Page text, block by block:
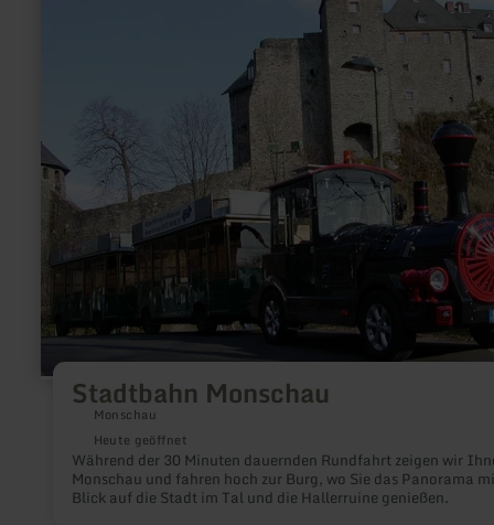
Stadtbahn Monschau
Monschau
Heute geöffnet
Während der 30 Minuten dauernden Rundfahrt zeigen wir
Monschau und fahren hoch zur Burg, wo Sie das Panorama
Blick auf die Stadt im Tal und die Hallerruine genießen.